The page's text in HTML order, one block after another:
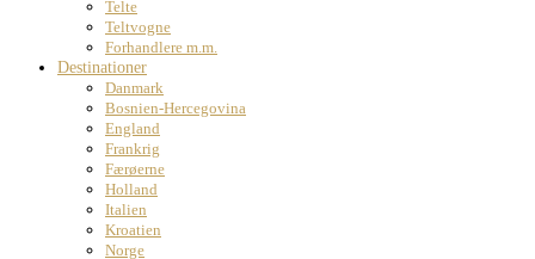
Telte
Teltvogne
Forhandlere m.m.
Destinationer
Danmark
Bosnien-Hercegovina
England
Frankrig
Færøerne
Holland
Italien
Kroatien
Norge